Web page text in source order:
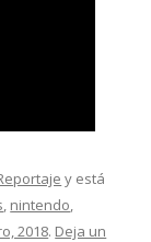
y está
, nintendo,
2018. Deja un